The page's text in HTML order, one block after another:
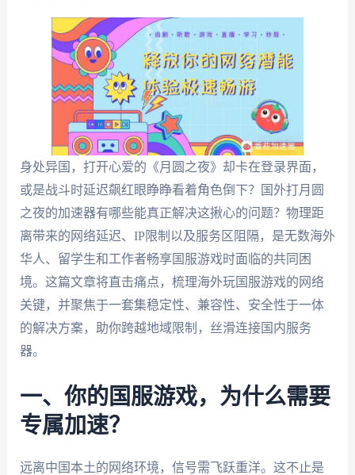
身处异国，打开心爱的《月圆之夜》却卡在登录界面，
或是战斗时延迟飙红眼睁睁看着角色倒下？国外打月圆
之夜的加速器有哪些能真正解决这揪心的问题？物理距
离带来的网络延迟、IP限制以及服务区阻隔，是无数海外
华人、留学生和工作者畅享国服游戏时面临的共同困
境。这篇文章将直击痛点，梳理海外玩国服游戏的网络
关键，并聚焦于一套集稳定性、兼容性、安全性于一体
的解决方案，助你跨越地域限制，丝滑连接国内服务
器。
一、你的国服游戏，为什么需要
专属加速？
远离中国本土的网络环境，信号需飞跃重洋。这不止是